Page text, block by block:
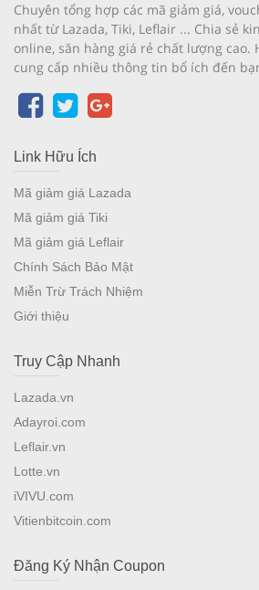
Chuyên tổng hợp các mã giảm giá,
nhất từ Lazada, Tiki, Leflair ... Chia sẻ
online, săn hàng giá rẻ chất lượng cao.
cung cấp nhiều thông tin bổ ích đến
Link Hữu Ích
Mã giảm giá Lazada
Mã giảm giá Tiki
Mã giảm giá Leflair
Chính Sách Bảo Mật
Miễn Trừ Trách Nhiệm
Giới thiệu
Truy Cập Nhanh
Lazada.vn
Adayroi.com
Leflair.vn
Lotte.vn
iVIVU.com
Vitienbitcoin.com
Đăng Ký Nhận Coupon